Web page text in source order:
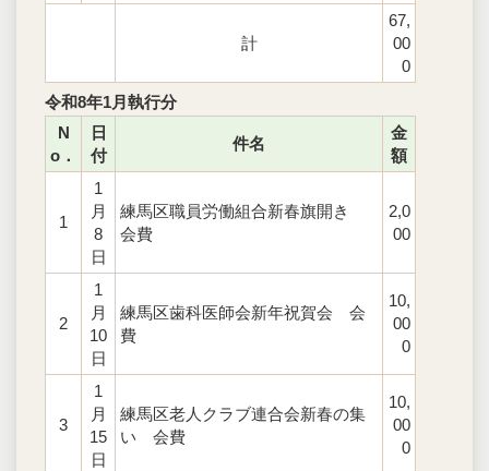
計
67,
00
0
令和8年1月執行分
N
o．
日
付
件名
金
額
1
1
月
8
日
練馬区職員労働組合新春旗開き
会費
2,0
00
2
1
月
10
日
練馬区歯科医師会新年祝賀会 会
費
10,
00
0
3
1
月
15
日
練馬区老人クラブ連合会新春の集
い 会費
10,
00
0